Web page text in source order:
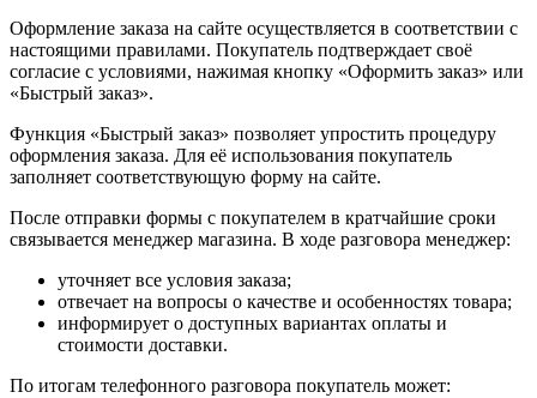
Оформление заказа на сайте осуществляется в соответствии с
настоящими правилами. Покупатель подтверждает своё
согласие с условиями, нажимая кнопку «Оформить заказ» или
«Быстрый заказ».
Функция «Быстрый заказ» позволяет упростить процедуру
оформления заказа. Для её использования покупатель
заполняет соответствующую форму на сайте.
После отправки формы с покупателем в кратчайшие сроки
связывается менеджер магазина. В ходе разговора менеджер:
уточняет все условия заказа;
отвечает на вопросы о качестве и особенностях товара;
информирует о доступных вариантах оплаты и
стоимости доставки.
По итогам телефонного разговора покупатель может: